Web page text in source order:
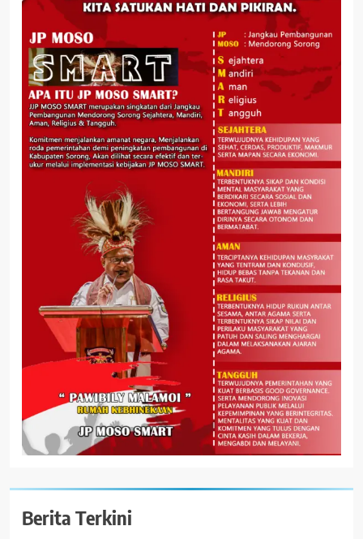
Berita Terkini